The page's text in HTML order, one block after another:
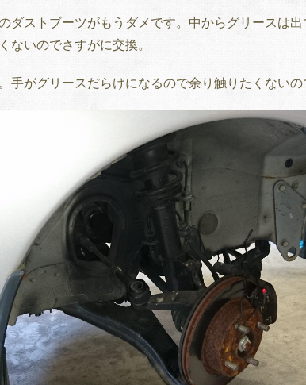
ダストブーツがもうダメです。中からグリースは
ないのでさすがに交換。
手がグリースだらけになるので余り触りたくないの